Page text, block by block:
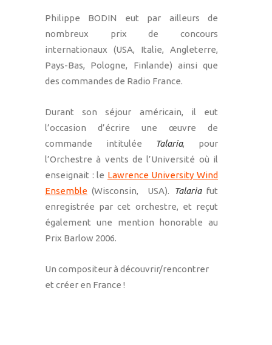
Philippe BODIN eut par ailleurs de
nombreux prix de concours
internationaux (USA, Italie, Angleterre,
Pays-Bas, Pologne, Finlande) ainsi que
des commandes de Radio France.
Durant son séjour américain, il eut
l’occasion d’écrire une œuvre de
commande intitulée Talaria, pour
l’Orchestre à vents de l’Université où il
enseignait : le Lawrence University Wind
Ensemble (Wisconsin, USA). Talariafut
enregistrée par cet orchestre, et reçut
également une mention honorable au
Prix Barlow 2006.
Un compositeur à découvrir/rencontrer
et créer en France !